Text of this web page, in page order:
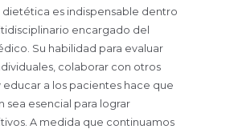
dietética es indispensable dentro
encargado del
Su habilidad para evaluar
colaborar con otros
educar a los pacientes hace que
sea esencial para lograr
A medida que continuamos